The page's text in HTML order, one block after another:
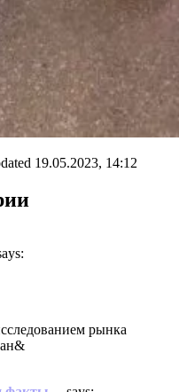
19.05.2023, 14:12
рынка